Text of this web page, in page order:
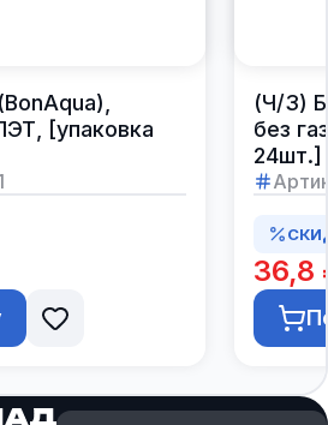
[упаковка
(Ч/З)
без
24шт.]
36,8